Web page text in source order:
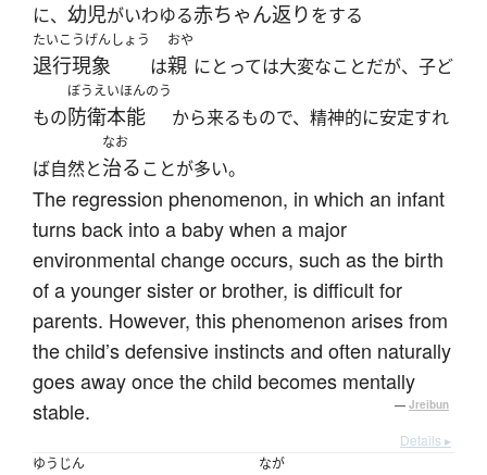
に、 幼児がいわゆる赤ちゃん返りをする
たいこうげんしょう
退行現象 は
おや
親 にとっては大変なことだが、子ど
もの
ぼうえいほんのう
防衛本能 から来るもので、精神的に安定すれ
ば自然と
なお
治ることが多い。
The regression phenomenon, in which an infant
turns back into a baby when a major
environmental change occurs, such as the birth
of a younger sister or brother, is difficult for
parents. However, this phenomenon arises from
the child’s defensive instincts and often naturally
goes away once the child becomes mentally
stable.
— Jreibun
Details ▸
ゆうじん
なが